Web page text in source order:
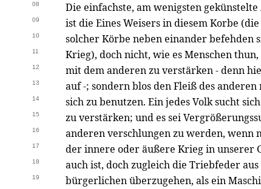
08 Die einfachste, am wenigsten
09 ist die Eines Weisers in diesem Korbe
10 solcher Körbe neben einander befehden
11 Krieg), doch nicht, wie es Menschen
12 mit dem anderen zu verstärken - denn
13 auf -; sondern blos den Fleiß des
14 sich zu benutzen. Ein jedes Volk sucht
15 zu verstärken; und es sei
16 anderen verschlungen zu werden, wenn
17 der innere oder äußere Krieg in unserer
18 auch ist, doch zugleich die Triebfeder
19 bürgerlichen überzugehen, als ein